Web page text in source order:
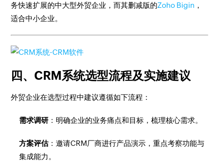
务快速扩展的中大型外贸企业，而其删减版的Zoho Bigin ，
适合中小企业。
四、CRM系统选型流程及实施建议
外贸企业在选型过程中建议遵循如下流程：
需求调研 ：明确企业的业务痛点和目标，梳理核心需求。
方案评估：邀请CRM厂商进行产品演示，重点考察功能与
集成能力。